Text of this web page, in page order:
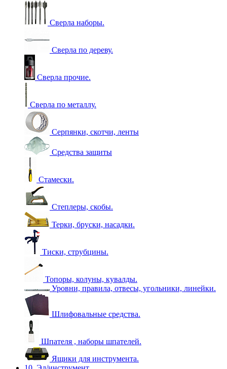
Сверла наборы.
Сверла по дереву.
Сверла прочие.
Сверла по металлу.
Серпянки, скотчи, ленты
Средства защиты
Стамески.
Степлеры, скобы.
Терки, бруски, насадки.
Тиски, струбцины.
Топоры, колуны, кувалды.
Уровни, правила, отвесы, угольники, линейки.
Шлифовальные средства.
Шпателя , наборы шпателей.
Ящики для инструмента.